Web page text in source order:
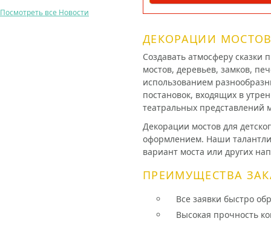
Посмотреть все Новости
ДЕКОРАЦИИ
Создавать атмосферу
мостов, деревьев, замков,
использованием
постановок, входящих в
театральных представлений
Декорации мостов для
оформлением. Наши
вариант моста или других
ПРЕИМУЩЕСТВА
Все заявки быстро
Высокая прочность